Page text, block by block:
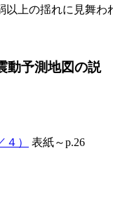
動予測地図の説
）
表紙～p.26